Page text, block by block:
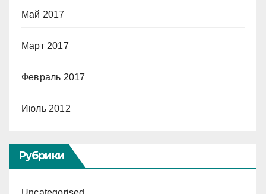
Май 2017
Март 2017
Февраль 2017
Июль 2012
Рубрики